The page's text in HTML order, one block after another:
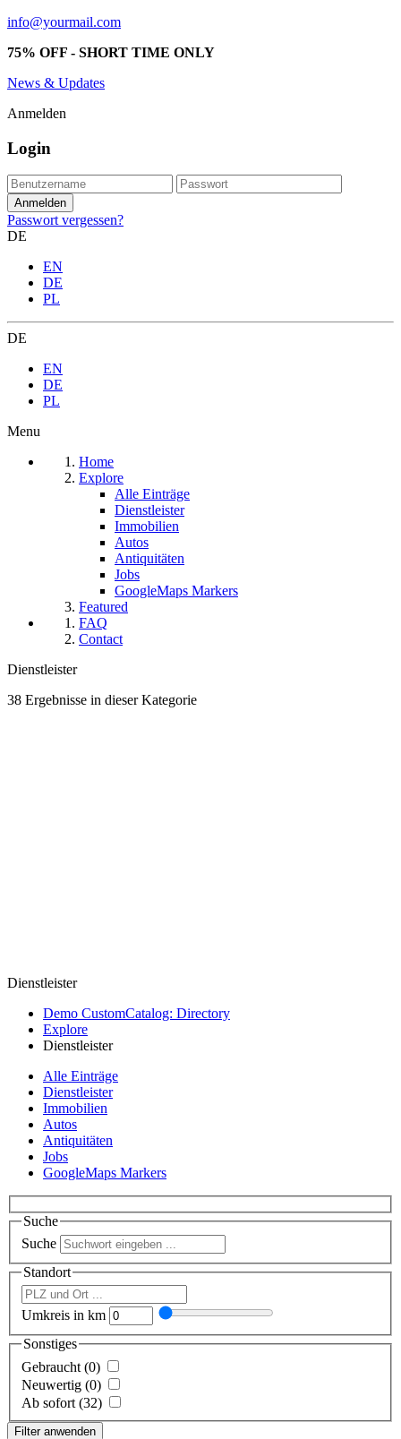
info@yourmail.com
75% OFF - SHORT TIME ONLY
News & Updates
Anmelden
Login
Passwort vergessen?
DE
EN
DE
PL
DE
EN
DE
PL
Menu
Home
Explore
Alle Einträge
Dienstleister
Immobilien
Autos
Antiquitäten
Jobs
GoogleMaps Markers
Featured
FAQ
Contact
Dienstleister
38 Ergebnisse in dieser Kategorie
Dienstleister
Demo CustomCatalog: Directory
Explore
Dienstleister
Alle Einträge
Dienstleister
Immobilien
Autos
Antiquitäten
Jobs
GoogleMaps Markers
Suche
Suche
Standort
Umkreis in km
Sonstiges
Gebraucht (0)
Neuwertig (0)
Ab sofort (32)
Filter anwenden